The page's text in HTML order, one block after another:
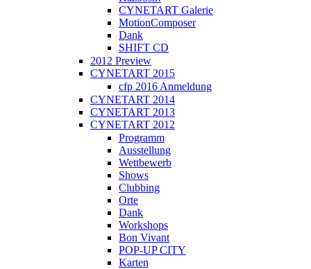
CYNETART Galerie
MotionComposer
Dank
SHIFT CD
2012 Preview
CYNETART 2015
cfp 2016 Anmeldung
CYNETART 2014
CYNETART 2013
CYNETART 2012
Programm
Ausstellung
Wettbewerb
Shows
Clubbing
Orte
Dank
Workshops
Bon Vivant
POP-UP CITY
Karten